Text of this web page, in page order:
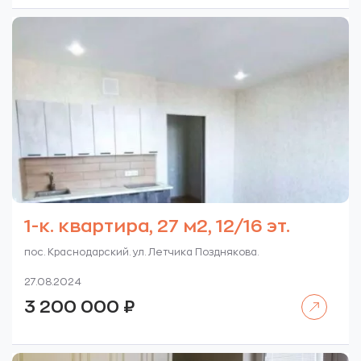
1-к. квартира, 27 м2, 12/16 эт.
пос. Краснодарский. ул. Летчика Позднякова.
27.08.2024
3 200 000 ₽